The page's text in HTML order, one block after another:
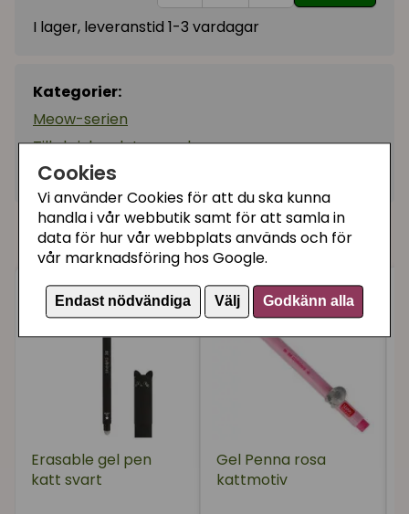
Cookies
Vi använder Cookies för att du ska kunna
handla i vår webbutik samt för att samla in
data för hur vår webbplats används och för
vår marknadsföring hos Google.
Endast nödvändiga Välj Godkänn alla
I lager, leveranstid 1-3 vardagar
Kategorier:
Meow-serien
Till skrivbordet, pyssel
Artikelnummer:
Du kanske också gillar
Erasable gel pen
katt svart
Gel Penna rosa
kattmotiv